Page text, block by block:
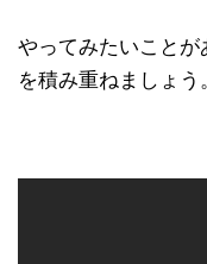
やってみたいこと
を積み重ねましょう